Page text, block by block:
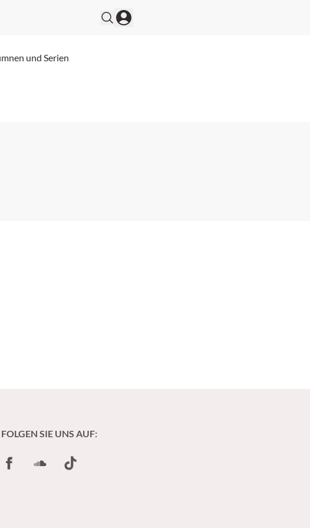
und Serien
FOLGEN SIE UNS AUF:
FacebookSoundCloud
TikTok